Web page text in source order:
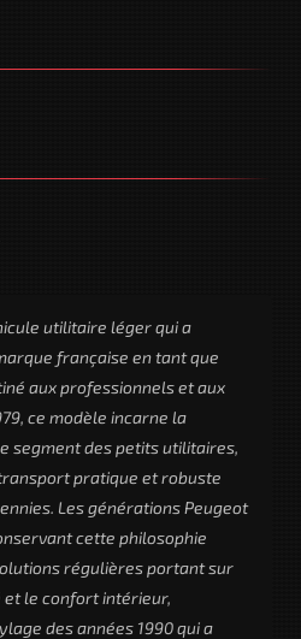
utilitaire léger qui a
française en tant que
aux professionnels et aux
ce modèle incarne la
segment des petits utilitaires,
pratique et robuste
Les générations Peugeot
cette philosophie
régulières portant sur
le confort intérieur,
des années 1990 qui a